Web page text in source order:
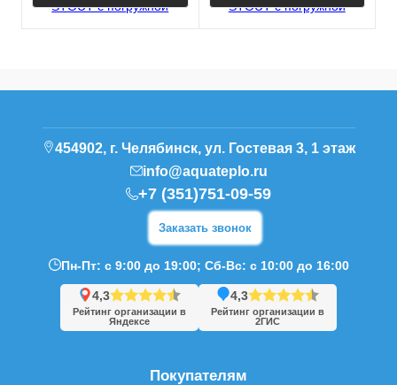
Покупателям
454902, г. Челябинск, ул. Гостевая 3, 1 этаж
info@aquateplo.ru
+7 (351)751-09-59
Заказать звонок
Пн-Пт: с 9:00 до 19:00; Сб-Вс: с 10:00 до 16:00
4,3
Рейтинг организации в
Яндексе
4,3
Рейтинг организации в
2ГИС